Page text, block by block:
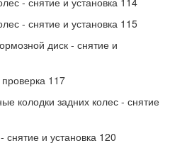
- снятие и установка 115
диск - снятие и
117
колодки задних колес - снятие
и установка 120